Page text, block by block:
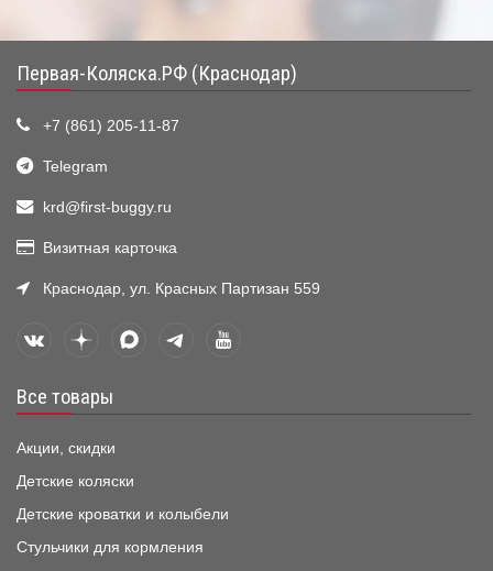
Первая-Коляска.РФ (Краснодар)
+7 (861) 205-11-87
Telegram
krd@first-buggy.ru
Визитная карточка
Краснодар, ул. Красных Партизан 559
Все товары
Акции, скидки
Детские коляски
Детские кроватки и колыбели
Стульчики для кормления